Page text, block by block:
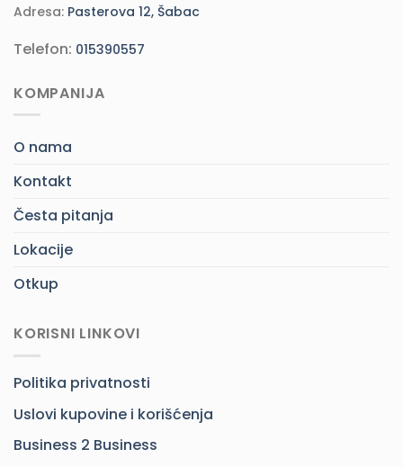
Adresa: Pasterova 12, Šabac
Telefon: 015390557
KOMPANIJA
O nama
Kontakt
Česta pitanja
Lokacije
Otkup
KORISNI LINKOVI
Politika privatnosti
Uslovi kupovine i korišćenja
Business 2 Business